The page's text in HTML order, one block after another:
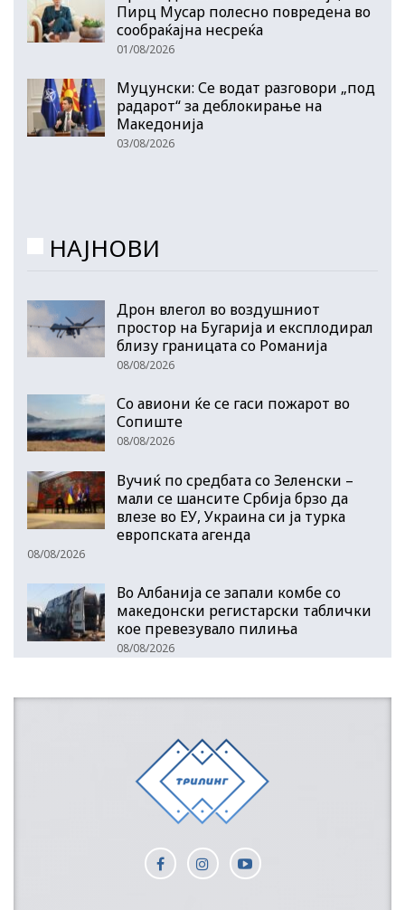
Пирц Мусар полесно повредена во
сообраќајна несреќа
01/08/2026
Муцунски: Се водат разговори „под
радарот“ за деблокирање на
Македонија
03/08/2026
НАЈНОВИ
Дрон влегол во воздушниот
простор на Бугарија и експлодирал
близу границата со Романија
08/08/2026
Со авиони ќе се гаси пожарот во
Сопиште
08/08/2026
Вучиќ по средбата со Зеленски –
мали се шансите Србија брзо да
влезе во ЕУ, Украина си ја турка
европската агенда
08/08/2026
Во Албанија се запали комбе со
македонски регистарски таблички
кое превезувало пилиња
08/08/2026